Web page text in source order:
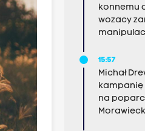
konnemu
wozacy
15:57
Michał
kampanię
na